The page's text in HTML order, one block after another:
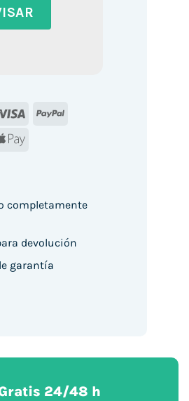
Visa
PayPal
Apple
completamente
devolución
garantía
24/48 h